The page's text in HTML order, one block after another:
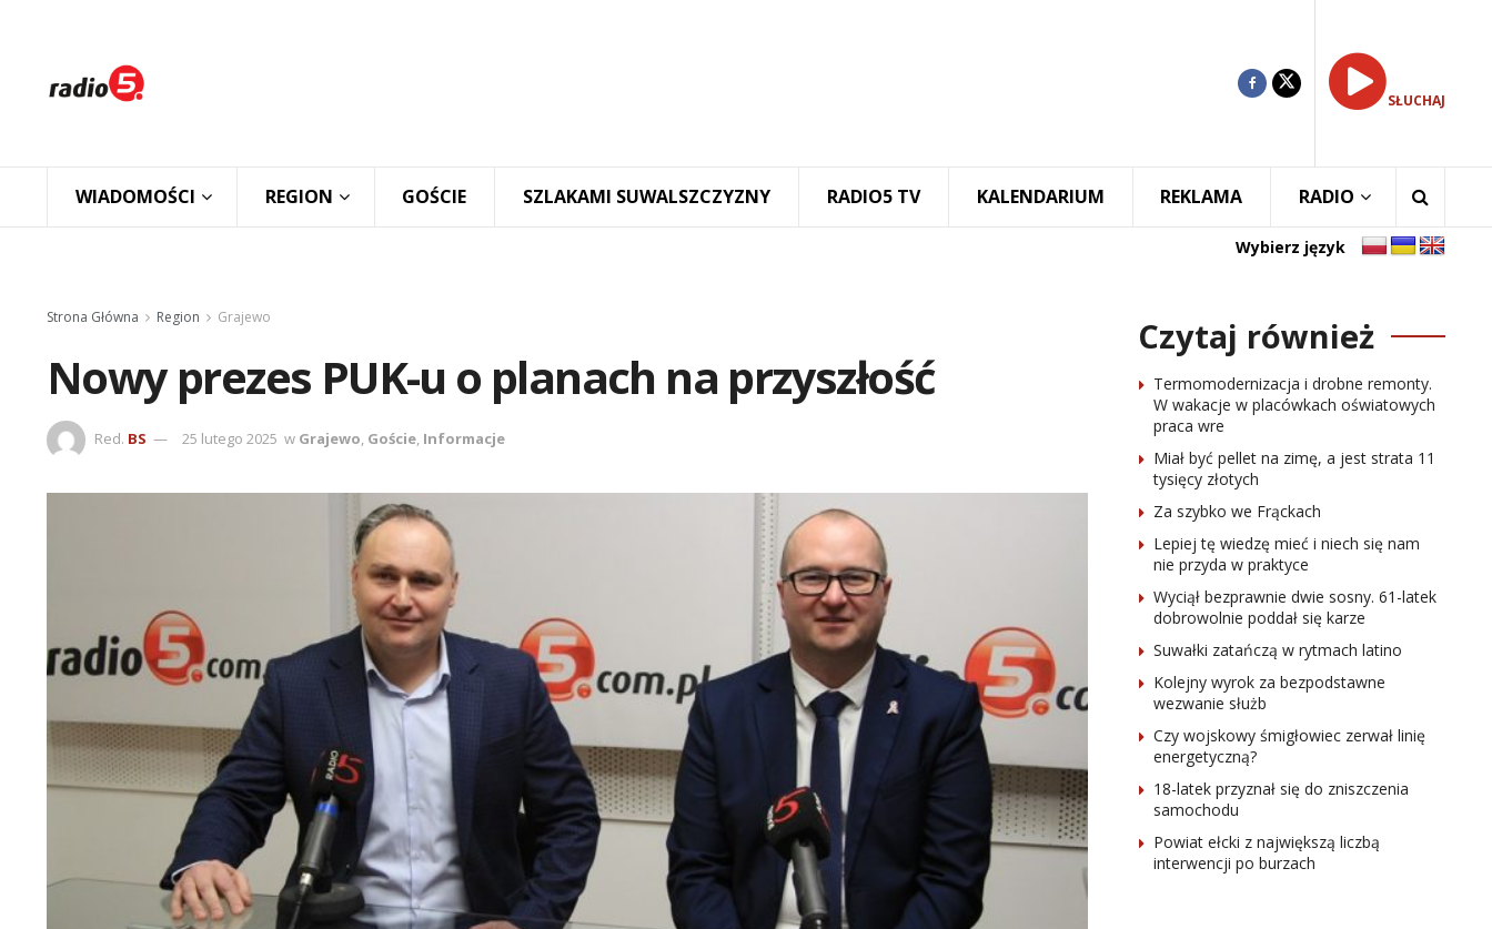
SŁUCHAJ
WIADOMOŚCI REGION GOŚCIE SZLAKAMI SUWALSZCZYZNY RADIO5 TV KALENDARIUM REKLAMA RADIO
Wybierz język
Strona Główna Region Grajewo
Nowy prezes PUK-u o planach na przyszłość
Red. BS 25 lutego 2025 w Grajewo, Goście, Informacje
Czytaj również
Termomodernizacja i drobne remonty.
W wakacje w placówkach oświatowych
praca wre
Miał być pellet na zimę, a jest strata 11
tysięcy złotych
Za szybko we Frąckach
Lepiej tę wiedzę mieć i niech się nam
nie przyda w praktyce
Wyciął bezprawnie dwie sosny. 61-latek
dobrowolnie poddał się karze
Suwałki zatańczą w rytmach latino
Kolejny wyrok za bezpodstawne
wezwanie służb
Czy wojskowy śmigłowiec zerwał linię
energetyczną?
18-latek przyznał się do zniszczenia
samochodu
Powiat ełcki z największą liczbą
interwencji po burzach